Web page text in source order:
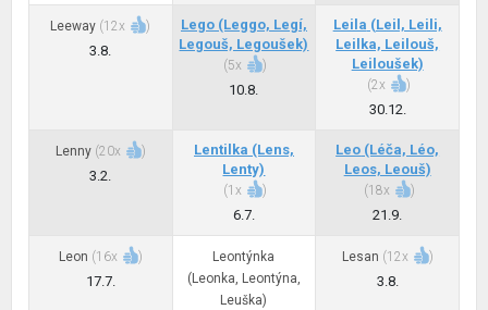
Leeway (12x )
3.8.
Lego(Leggo, Legí,
Legouš, Legoušek)
(5x )
10.8.
Leila (Leil, Leili,
Leilka, Leilouš,
Leiloušek)
(2x )
30.12.
Lenny (20x )
3.2.
Lentilka (Lens,
Lenty)
(1x )
6.7.
Leo (Léča, Léo,
Leos, Leouš)
(18x )
21.9.
Leon (16x )
17.7.
Leontýnka
(Leonka, Leontýna,
Leuška)
Lesan (12x )
3.8.